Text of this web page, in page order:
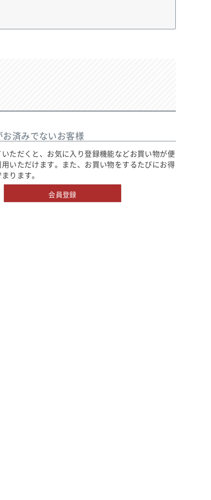
お済みでないお客様
ただくと、お気に入り登録機能などお買い物が便
いただけます。また、お買い物をするたびにお得
ります。
会員登録